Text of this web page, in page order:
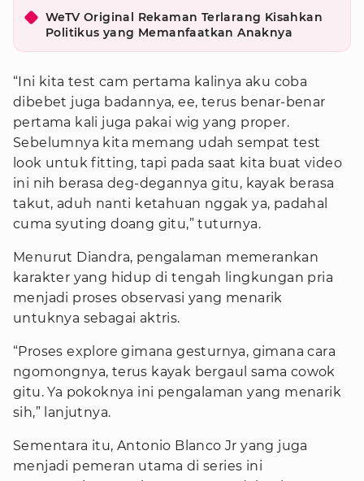
WeTV Original Rekaman Terlarang Kisahkan
Politikus yang Memanfaatkan Anaknya
“Ini kita test cam pertama kalinya aku coba
dibebet juga badannya, ee, terus benar-benar
pertama kali juga pakai wig yang proper.
Sebelumnya kita memang udah sempat test
look untuk fitting, tapi pada saat kita buat video
ini nih berasa deg-degannya gitu, kayak berasa
takut, aduh nanti ketahuan nggak ya, padahal
cuma syuting doang gitu,” tuturnya.
Menurut Diandra, pengalaman memerankan
karakter yang hidup di tengah lingkungan pria
menjadi proses observasi yang menarik
untuknya sebagai aktris.
“Proses explore gimana gesturnya, gimana cara
ngomongnya, terus kayak bergaul sama cowok
gitu. Ya pokoknya ini pengalaman yang menarik
sih,” lanjutnya.
Sementara itu, Antonio Blanco Jr yang juga
menjadi pemeran utama di series ini